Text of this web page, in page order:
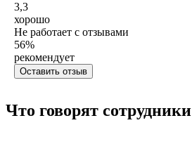
3,3
хорошо
Не работает с отзывами
56%
рекомендует
Оставить отзыв
Что говорят сотрудники